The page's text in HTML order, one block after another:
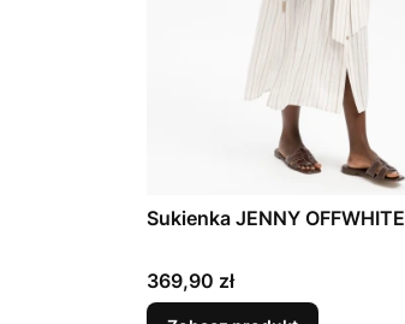
Sukienka JENNY OFFWHITE
Cena
369,90 zł